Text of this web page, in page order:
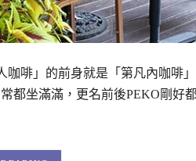
咖啡」的前身就是「第凡內咖啡
都坐滿滿，更名前後PEKO剛好